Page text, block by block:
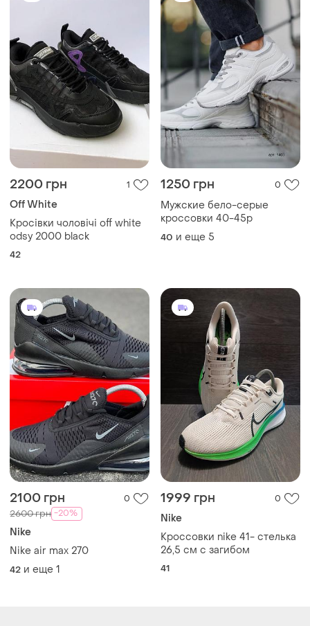
2200 грн 1
Off White
Кросівки чоловічі off white
odsy 2000 black
42
1250 грн 0
Мужские бело-серые
кроссовки 40-45р
40 и еще 5
2100 грн 0
2600 грн -20%
Nike
Nike air max 270
42 и еще 1
1999 грн 0
Nike
Кроссовки nike 41- стелька
26,5 см с загибом
41